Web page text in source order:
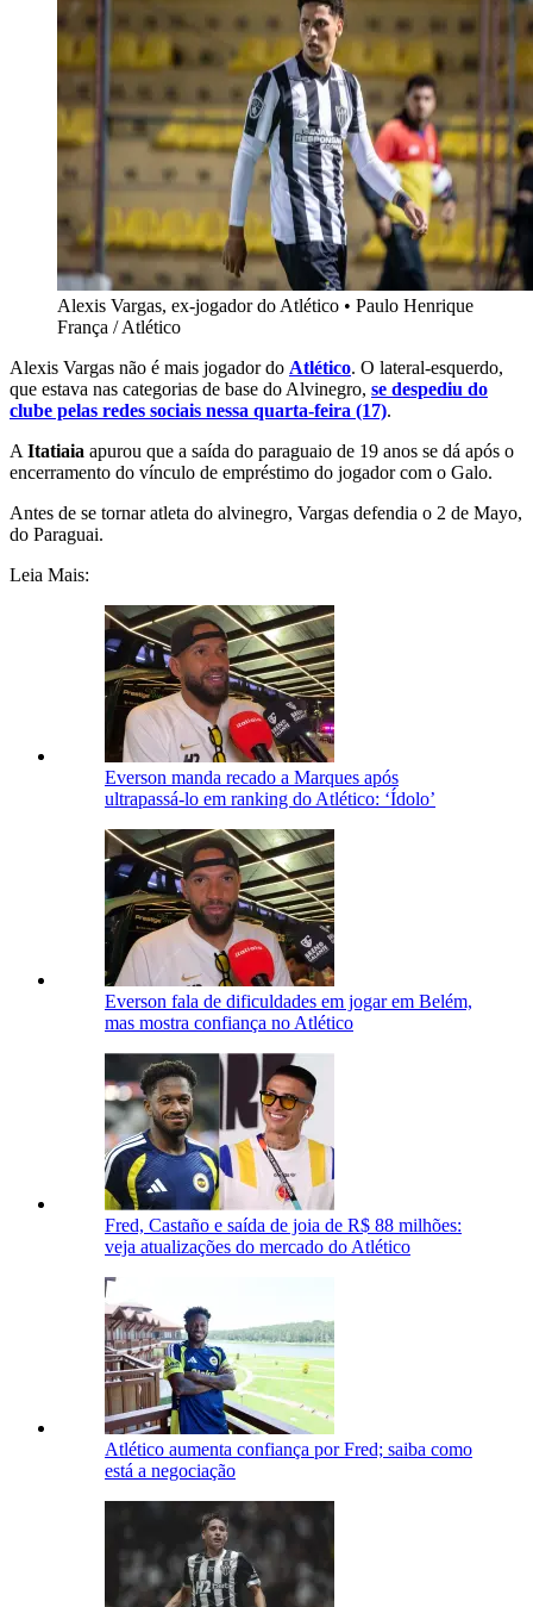
Alexis Vargas, ex-jogador do Atlético • Paulo Henrique
França / Atlético
Alexis Vargas não é mais jogador do Atlético. O lateral-esquerdo,
que estava nas categorias de base do Alvinegro, se despediu do
clube pelas redes sociais nessa quarta-feira (17).
A Itatiaia apurou que a saída do paraguaio de 19 anos se dá após o
encerramento do vínculo de empréstimo do jogador com o Galo.
Antes de se tornar atleta do alvinegro, Vargas defendia o 2 de Mayo,
do Paraguai.
Leia Mais:
Everson manda recado a Marques após
ultrapassá-lo em ranking do Atlético: ‘Ídolo’
Everson fala de dificuldades em jogar em Belém,
mas mostra confiança no Atlético
Fred, Castaño e saída de joia de R$ 88 milhões:
veja atualizações do mercado do Atlético
Atlético aumenta confiança por Fred; saiba como
está a negociação